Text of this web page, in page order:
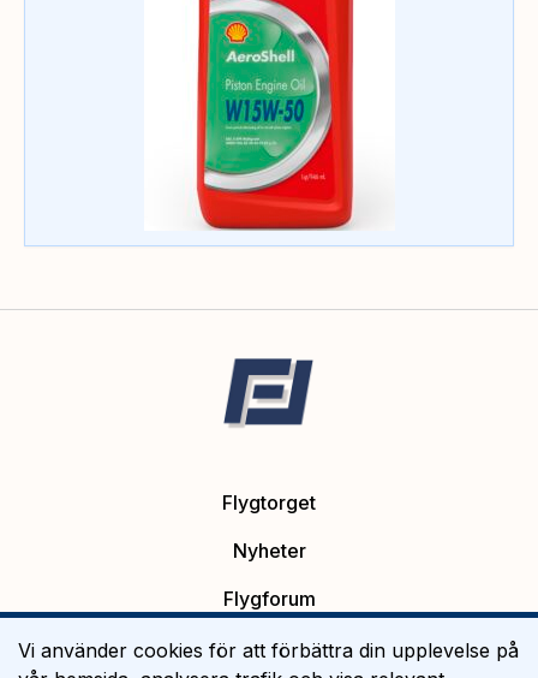
Flygtorget
Nyheter
Flygforum
Platsannonser
Vi använder cookies för att förbättra din upplevelse på